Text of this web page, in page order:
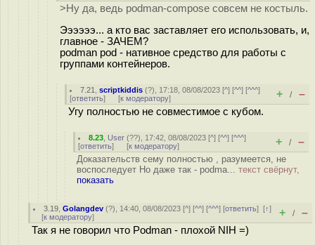
>Ну да, ведь podman-compose совсем не костыль.
Ээээээ... а кто вас заставляет его использовать, и,
главное - ЗАЧЕМ?
podman pod - нативное средство для работы с
группами контейнеров.
7.21 ,scriptkiddis (?), 17:18, 08/08/2023 [^] [^^] [^^^]
[ответить] [к модератору] + / –
Угу полностью не совместимое с кубом.
8.23 User (??), 17:42, 08/08/2023 [^] [^^] [^^^]
[ответить] [к модератору] + / –
Доказательств сему полностью , разумеется, не
воспоследует Но даже так - podma... текст свёрнут,
показать
3.19 ,Golangdev (?), 14:40, 08/08/2023 [^] [^^] [^^^] [ответить][↑]
[к модератору] + / –
Так я не говорил что Podman - плохой NIH =)